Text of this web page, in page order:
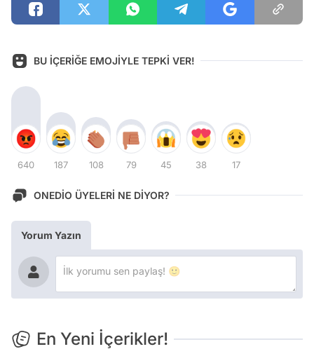
BU İÇERİĞE EMOJİYLE TEPKİ VER!
640 187 108 79 45 38 17
ONEDİO ÜYELERİ NE DİYOR?
Yorum Yazın
En Yeni İçerikler!